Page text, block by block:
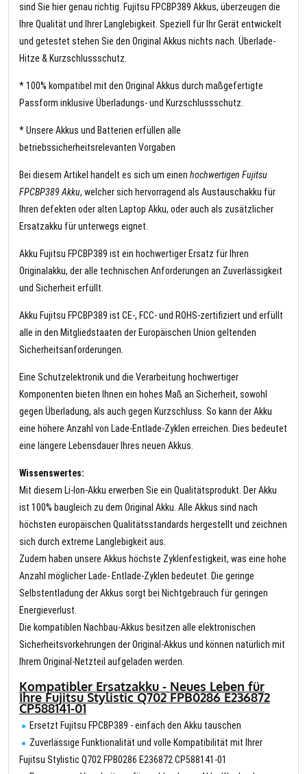
sind Sie hier genau richtig. Fujitsu FPCBP389 Akkus, überzeugen die
Ihre Qualität und Ihrer Langlebigkeit. Speziell für Ihr Gerät entwickelt
und getestet stehen Sie den Original Akkus nichts nach. Überlade-
Hitze & Kurzschlussschutz.
* 100% kompatibel mit den Original Akkus durch maßgefertigte
Passform inklusive Überladungs- und Kurzschlussschutz.
* Unsere Akkus und Batterien erfüllen alle
betriebssicherheitsrelevanten Vorgaben
Bei diesem Artikel handelt es sich um einen hochwertigen Fujitsu
FPCBP389 Akku, welcher sich hervorragend als Austauschakku für
Ihren defekten oder alten Laptop Akku, oder auch als zusätzlicher
Ersatzakku für unterwegs eignet.
Akku Fujitsu FPCBP389 ist ein hochwertiger Ersatz für Ihren
Originalakku, der alle technischen Anforderungen an Zuverlässigkeit
und Sicherheit erfüllt.
Akku Fujitsu FPCBP389 ist CE-, FCC- und ROHS-zertifiziert und erfüllt
alle in den Mitgliedstaaten der Europäischen Union geltenden
Sicherheitsanforderungen.
Eine Schutzelektronik und die Verarbeitung hochwertiger
Komponenten bieten Ihnen ein hohes Maß an Sicherheit, sowohl
gegen Überladung, als auch gegen Kurzschluss. So kann der Akku
eine höhere Anzahl von Lade-Entlade-Zyklen erreichen. Dies bedeutet
eine längere Lebensdauer Ihres neuen Akkus.
Wissenswertes:
Mit diesem Li-Ion-Akku erwerben Sie ein Qualitätsprodukt. Der Akku
ist 100% baugleich zu dem Original Akku. Alle Akkus sind nach
höchsten europäischen Qualitätsstandards hergestellt und zeichnen
sich durch extreme Langlebigkeit aus.
Zudem haben unsere Akkus höchste Zyklenfestigkeit, was eine hohe
Anzahl möglicher Lade- Entlade-Zyklen bedeutet. Die geringe
Selbstentladung der Akkus sorgt bei Nichtgebrauch für geringen
Energieverlust.
Die kompatiblen Nachbau-Akkus besitzen alle elektronischen
Sicherheitsvorkehrungen der Original-Akkus und können natürlich mit
Ihrem Original-Netzteil aufgeladen werden.
Kompatibler Ersatzakku - Neues Leben für
Ihre Fujitsu Stylistic Q702 FPB0286 E236872
CP588141-01
Ersetzt Fujitsu FPCBP389 - einfach den Akku tauschen
Zuverlässige Funktionalität und volle Kompatibilität mit Ihrer
Fujitsu Stylistic Q702 FPB0286 E236872 CP588141-01